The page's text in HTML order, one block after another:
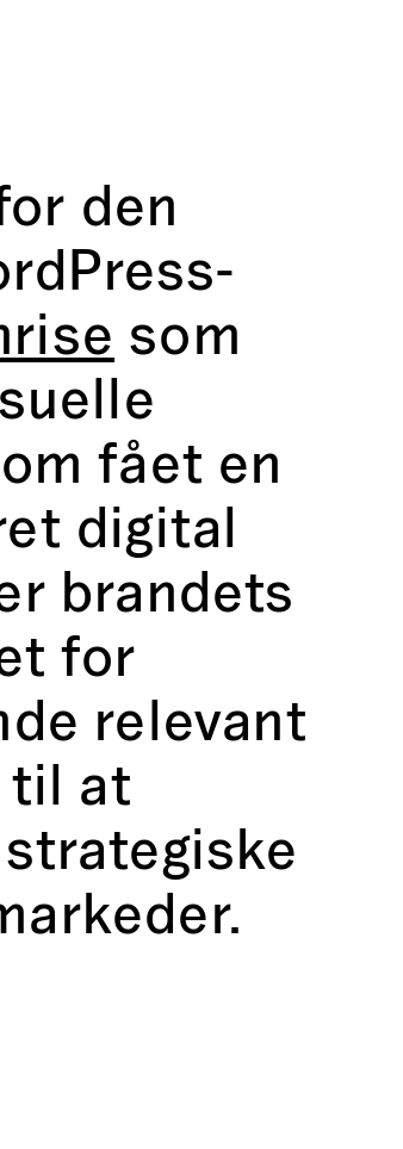
den
som
fået en
digital
brandets
for
relevant
til at